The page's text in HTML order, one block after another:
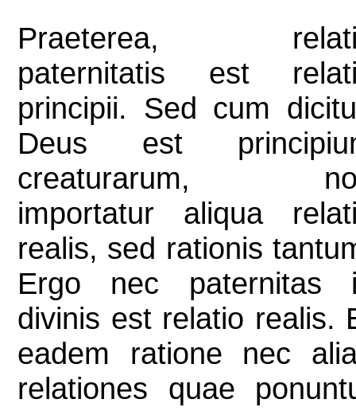
Praeterea,
paternitatis est
principii. Sed cum
Deus est
creaturarum,
importatur aliqua
realis, sed rationis
Ergo nec paternitas
divinis est relatio realis.
eadem ratione nec
relationes quae